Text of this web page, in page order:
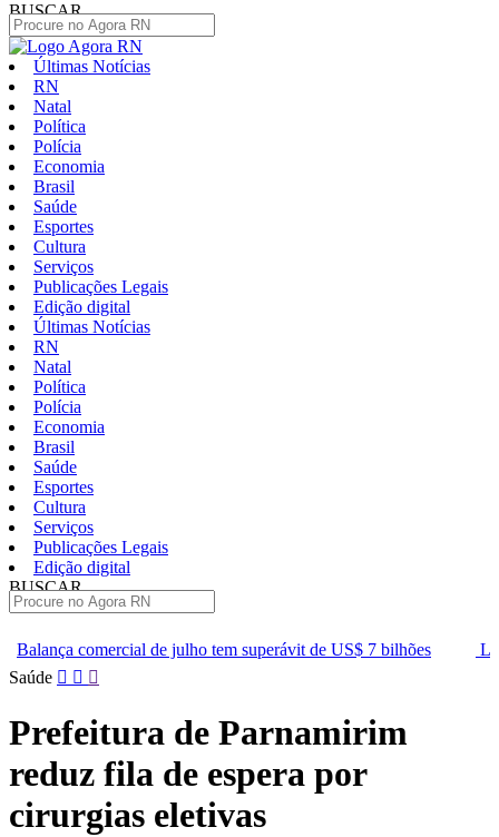
BUSCAR
Últimas Notícias
RN
Natal
Política
Polícia
Economia
Brasil
Saúde
Esportes
Cultura
Serviços
Publicações Legais
Edição digital
Últimas Notícias
RN
Natal
Política
Polícia
Economia
Brasil
Saúde
Esportes
Cultura
Serviços
Publicações Legais
Edição digital
BUSCAR
tem superávit de US$ 7 bilhões
Lei que aumenta punição
Pular
conteúdo
Saúde
Prefeitura de Parnamirim
reduz fila de espera por
cirurgias eletivas